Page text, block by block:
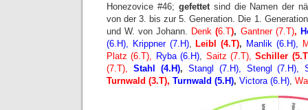
Honezovice #46; gefettetsind die Namen der
von der 3. bis zur 5. Generation. Die 1.
und W. von Johann. Denk (6.T), Gantner (7.T),
(6.H), Krippner (7.H), Leibl (4.T), Manlik (6.H),
Platz (6.T), Ryba (6.H), Saitz (7.T), Schiller
(7.T), Stahl (4.H), Stangl (7.H), Stengl (7.H),
Turnwald (3.T), Turnwald (5.H), Victora (6.H),